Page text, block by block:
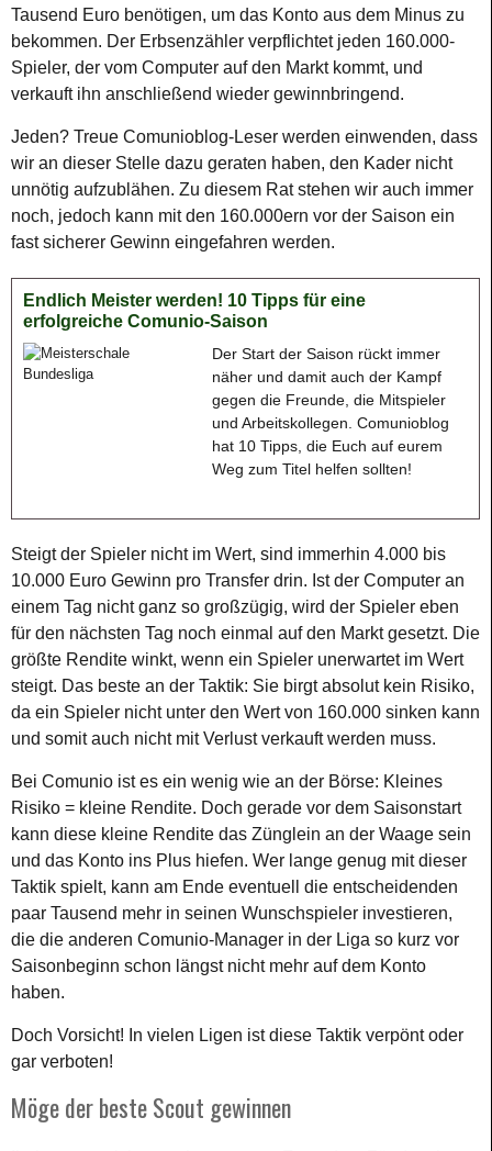
Tausend Euro benötigen, um das Konto aus dem Minus zu
bekommen. Der Erbsenzähler verpflichtet jeden 160.000-
Spieler, der vom Computer auf den Markt kommt, und
verkauft ihn anschließend wieder gewinnbringend.
Jeden? Treue Comunioblog-Leser werden einwenden, dass
wir an dieser Stelle dazu geraten haben, den Kader nicht
unnötig aufzublähen. Zu diesem Rat stehen wir auch immer
noch, jedoch kann mit den 160.000ern vor der Saison ein
fast sicherer Gewinn eingefahren werden.
Endlich Meister werden! 10 Tipps für eine
erfolgreiche Comunio-Saison
Der Start der Saison rückt immer
näher und damit auch der Kampf
gegen die Freunde, die Mitspieler
und Arbeitskollegen. Comunioblog
hat 10 Tipps, die Euch auf eurem
Weg zum Titel helfen sollten!
Steigt der Spieler nicht im Wert, sind immerhin 4.000 bis
10.000 Euro Gewinn pro Transfer drin. Ist der Computer an
einem Tag nicht ganz so großzügig, wird der Spieler eben
für den nächsten Tag noch einmal auf den Markt gesetzt. Die
größte Rendite winkt, wenn ein Spieler unerwartet im Wert
steigt. Das beste an der Taktik: Sie birgt absolut kein Risiko,
da ein Spieler nicht unter den Wert von 160.000 sinken kann
und somit auch nicht mit Verlust verkauft werden muss.
Bei Comunio ist es ein wenig wie an der Börse: Kleines
Risiko = kleine Rendite. Doch gerade vor dem Saisonstart
kann diese kleine Rendite das Zünglein an der Waage sein
und das Konto ins Plus hiefen. Wer lange genug mit dieser
Taktik spielt, kann am Ende eventuell die entscheidenden
paar Tausend mehr in seinen Wunschspieler investieren,
die die anderen Comunio-Manager in der Liga so kurz vor
Saisonbeginn schon längst nicht mehr auf dem Konto
haben.
Doch Vorsicht! In vielen Ligen ist diese Taktik verpönt oder
gar verboten!
Möge der beste Scout gewinnen